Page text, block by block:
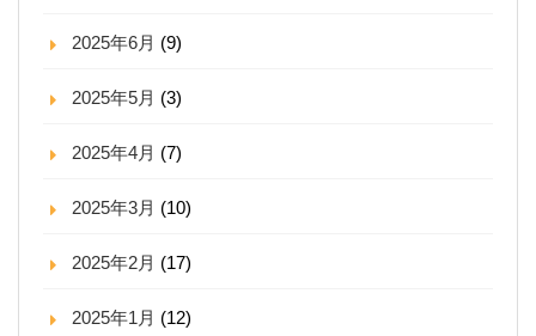
2025年6月 (9)
2025年5月 (3)
2025年4月 (7)
2025年3月 (10)
2025年2月 (17)
2025年1月 (12)